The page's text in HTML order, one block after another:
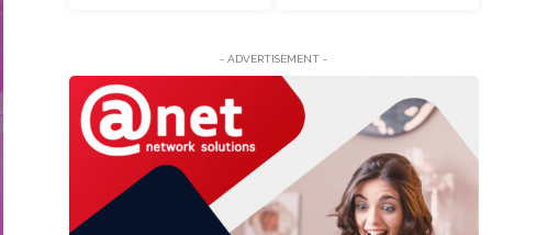
- ADVERTISEMENT -